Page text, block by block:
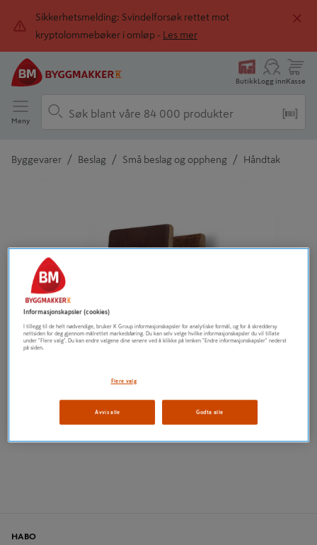
Sikkerhetsmelding: Svindelforsøk rettet mot
kryptolommebøker i omløp -
Les mer
ButikkLogg innKasse
Meny
Byggevarer / Beslag / Små beslag og oppheng / Håndtak
HABO
Informasjonskapsler (cookies)
I tillegg til de helt nødvendige, bruker K Group informasjonskapsler for analytiske formål, og for å skreddersy
nettsiden for deg gjennom målrettet markedsføring. Du kan selv velge hvilke informasjonskapsler du vil tillate
under "Flere valg". Du kan endre valgene dine senere ved å klikke på lenken "Endre informasjonskapsler" nederst
på siden.
Flere valg
Avvis alle Godta alle